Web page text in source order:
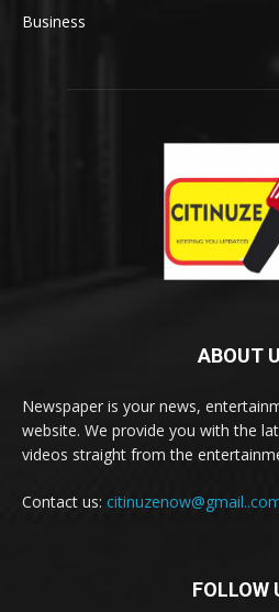
Business
ABOUT
Newspaper is your news,
website. We provide you with the
videos straight from the
Contact us:
FOLLOW